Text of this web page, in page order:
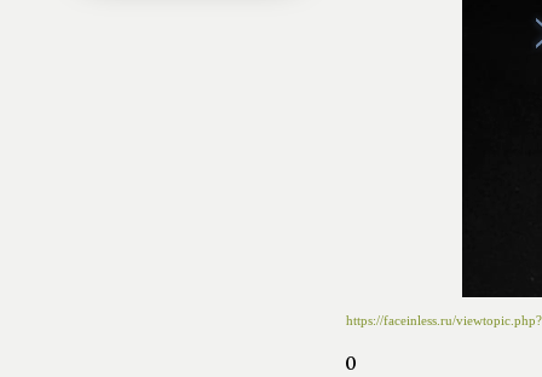
https://faceinless.ru/
0